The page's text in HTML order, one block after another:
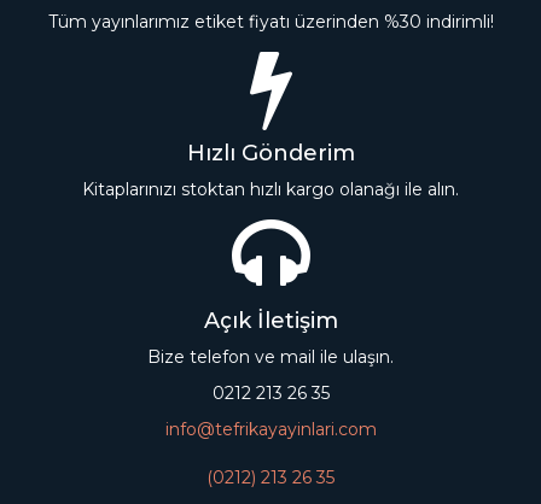
Tüm yayınlarımız etiket fiyatı üzerinden %30 indirimli!
Hızlı Gönderim
Kitaplarınızı stoktan hızlı kargo olanağı ile alın.
Açık İletişim
Bize telefon ve mail ile ulaşın.
0212 213 26 35
info@tefrikayayinlari.com
(0212) 213 26 35